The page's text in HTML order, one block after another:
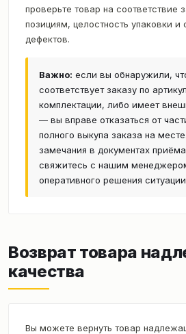
проверьте товар на соответствие
позициям, целостность упаковки и
дефектов.
Важно: если вы обнаружили,
соответствует заказу по
комплектации, либо имеет
— вы вправе отказаться от
полного выкупа заказа на
замечания в документах
свяжитесь с нашим
оперативного решения
Возврат товара
качества
Вы можете вернуть товар